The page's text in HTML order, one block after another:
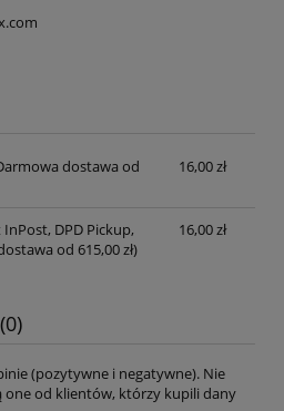
kosztów płatności
dostawa od
16,00 zł
DPD Pickup,
od 615,00 zł)
16,00 zł
(pozytywne i negatywne). Nie
od klientów, którzy kupili dany